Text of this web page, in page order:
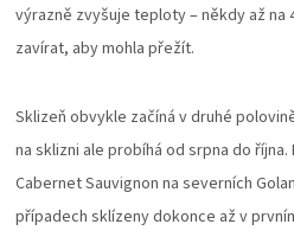
výrazně zvyšuje teploty – někdy až na
zavírat, aby mohla přežít.
Sklizeň obvykle začíná v druhé
na sklizni ale probíhá od srpna do
Cabernet Sauvignon na severních
případech sklízeny dokonce až v